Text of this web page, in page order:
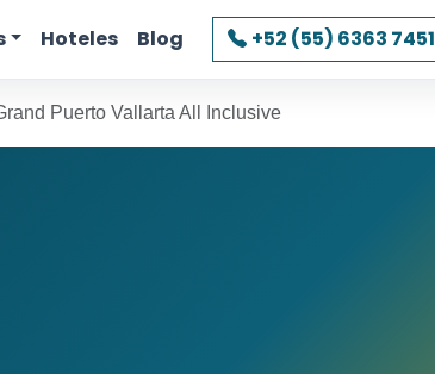
Hoteles Blog +52 (55) 6363 7451
Puerto Vallarta All Inclusive